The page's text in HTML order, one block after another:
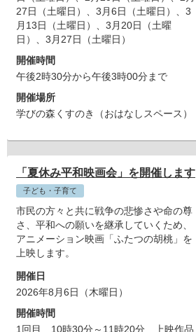
27日（土曜日）
、3月6日（土曜日）
、3
月13日（土曜日）
、3月20日（土曜
日）
、3月27日（土曜日）
開催時間
午後2時30分から午後3時00分まで
開催場所
学びの森くすのき（おはなしスペース）
「夏休み平和映画会」を開催します
子ども・子育て
市民の方々と共に戦争の悲惨さや命の尊
さ、平和への願いを継承していくため、
アニメーション映画「ふたつの胡桃」を
上映します。
開催日
2026年8月6日（木曜日）
開催時間
1回目 10時30分～11時20分 上映作品